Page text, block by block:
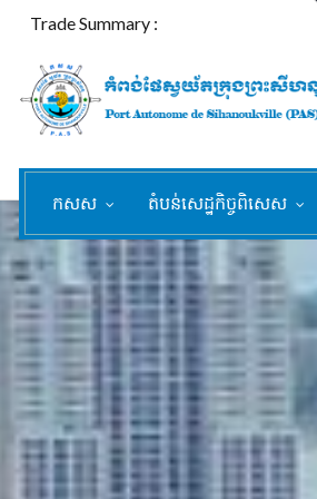
Trade Summary :
កសស តំបន់សេដ្ឋកិច្ចពិសេស